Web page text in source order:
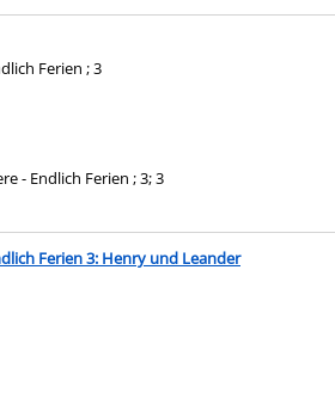
Ferien ; 3
- Endlich Ferien ; 3; 3
Ferien 3: Henry und Leander